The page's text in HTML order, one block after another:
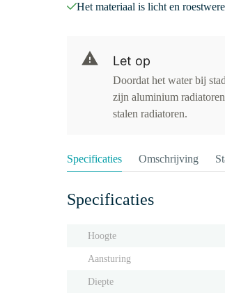
Het materiaal is licht en
Let op
Doordat het water bij
zijn aluminium
stalen radiatoren.
Specificaties Omschrijving
Specificaties
Hoogte
Aansturing
Diepte